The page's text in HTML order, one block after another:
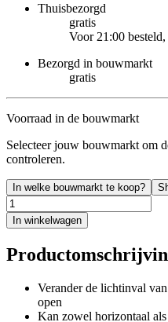
Thuisbezorgd
gratis
Voor 21:00
Bezorgd in bouwmarkt
gratis
Voorraad in de bouwmarkt
Selecteer jouw bouwmarkt om
controleren.
In welke bouwmarkt te koop?
In winkelwagen
Verander de lichtinval
open
Kan zowel horizontaal